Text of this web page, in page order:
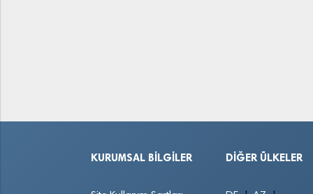
KURUMSAL BILGILER DIĞER ÜLKELER